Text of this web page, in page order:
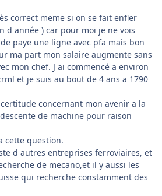
correct meme si on se fait enfler
d année ) car pour moi je ne vois
paye une ligne avec pfa mais bon
ma part mon salaire augmente sans
mon chef. J ai commencé a environ
et je suis au bout de 4 ans a 1790
concernant mon avenir a la
de machine pour raison
cette question.
d autres entreprises ferroviaires, et
de mecano,et il y aussi les
qui recherche constamment des